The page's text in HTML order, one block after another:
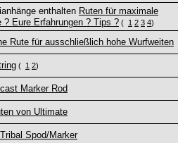
Ruten für maximale
? Eure Erfahrungen ? Tips ? ( 1 2 3 4)
Rute für ausschließlich hohe Wurfweiten
( 1 2)
Marker Rod
von Ultimate
Spod/Marker